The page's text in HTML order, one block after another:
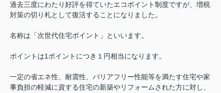
過去三度にわたり好評を得ていたエコポイント制度ですが、増税
対策の切り札として復活することになりました。
名称は「次世代住宅ポイント」といいます。
ポイントは1ポイントにつき１円相当になります。
一定の省エネ性、耐震性、バリアフリー性能等を満たす住宅や家
事負担の軽減に資する住宅の新築やリフォームされた方に対し、